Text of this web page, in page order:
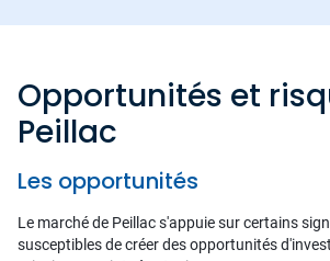
Opportunités et
Peillac
Les opportunités
Le marché de Peillac s'appuie sur certains
susceptibles de créer des opportunités